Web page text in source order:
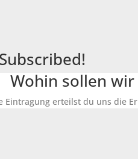
Wohin sollen
Eintragung erteilst du uns die